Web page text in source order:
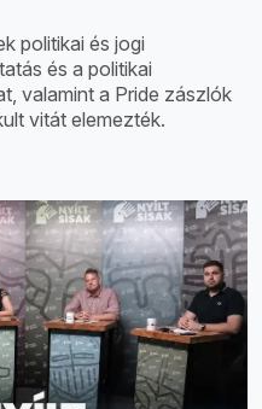
politikai és jogi
és a politikai
valamint a Pride zászlók
vitát elemezték.